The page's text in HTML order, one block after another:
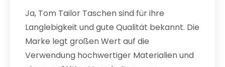
Ja, Tom Tailor Taschen sind für ihre
Langlebigkeit und gute Qualität bekannt. Die
Marke legt großen Wert auf die
Verwendung hochwertiger Materialien und